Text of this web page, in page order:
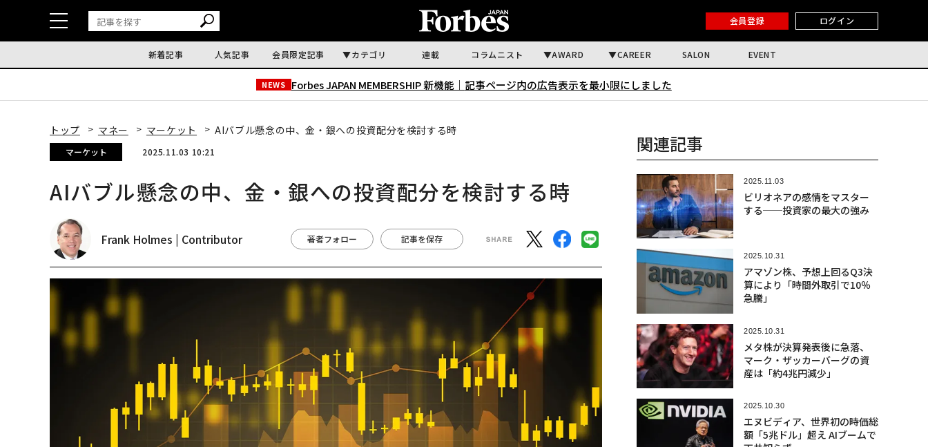
会員登録 ログイン
新着記事 人気記事 会員限定記事 カテゴリ 連載 コラムニスト AWARD CAREER SALON EVENT
NEWS Forbes JAPAN MEMBERSHIP 新機能｜ 記事ページ内の広告表示を最小限にしました
トップ マネー マーケット AIバブル懸念の中、金・銀への投資配分を検討する時
マーケット 2025.11.03 10:21
AIバブル懸念の中、金・銀への投資配分を検討する時
Frank Holmes | Contributor 著者フォロー 記事を保存
関連記事
2025.11.03
ビリオネアの感情をマスター
する──投資家の最大の強み
2025.10.31
アマゾン株、予想上回るQ3決
算により「時間外取引で10％
急騰」
2025.10.31
メタ株が決算発表後に急落、
マーク・ザッカーバーグの資
産は「約4兆円減少」
2025.10.30
エヌビディア、世界初の時価総
額「5兆ドル」超え AIブームで